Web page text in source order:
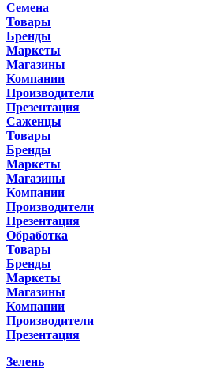
Семена
Товары
Бренды
Маркеты
Магазины
Компании
Производители
Презентация
Саженцы
Товары
Бренды
Маркеты
Магазины
Компании
Производители
Презентация
Обработка
Товары
Бренды
Маркеты
Магазины
Компании
Производители
Презентация
Зелень